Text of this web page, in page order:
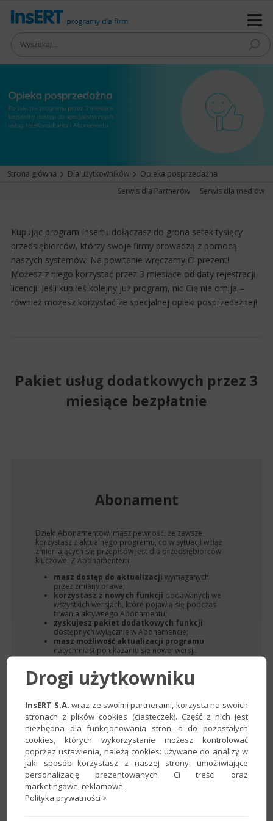
Strona główna Dla użytkowników
Opieka posprzedażna
Serwis dla Partnerów
Serwis dla mediów
Kupując program Insertu dołączasz do grona setek tysięcy
przedsiębiorców, którzy swoje firmy prowadzą z pomocą
naszych systemów. Na powitanie wręczamy Ci prezent!
Możesz z niego korzystać przez 3 miesiące od daty rejestracji
licencji. Jeśli kupiłeś kolejny już program, nic Cię nie omija –
również możesz korzystać ze specjalnej opieki posprzedażnej!
Pakiet usług dodatkowych przez 3
miesiące bezpłatnie
Abonament
Dzięki Abonamentowi masz pewność, że zawsze
korzystasz z aktualnego programu, co w sytuacji wciąż
zmieniających się przepisów jest dla przedsiębiorców
kluczowe. Z Abonamentem:
masz dostęp do aktualizacji wymaganych
przez zmiany prawa;
korzystasz z nowych funkcji dodawanych we
wszystkich wersjach, które pojawią się podczas
trwania aktywnego Abonamentu;
zyskujesz pakiet dodatkowych funkcji
dostępnych wyłącznie w Abonamencie;
masz możliwość aktualizacji programu
natychmiast po ukazaniu się nowej wersji.
teleKonsultant
Drogi użytkowniku
InsERT S.A. wraz ze swoimi partnerami, korzysta na swoich
stronach z plików cookies (ciasteczek). Część z nich jest
niezbędna dla funkcjonowania stron, a do pozostałych
cookies, których wykorzystanie możesz kontrolować
poprzez ustawienia, należą cookies: używane do analizy w
jaki sposób korzystasz z naszej strony, umożliwiające
personalizację prezentowanych Ci treści oraz
marketingowe, reklamowe.
Polityka prywatności >